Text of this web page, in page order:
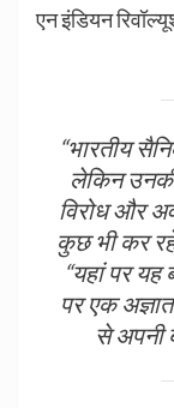
एन इंडियन
“भारतीय
लेकिन उनकी
विरोध और
कुछ भी कर
“यहां पर यह
पर एक
से अपनी